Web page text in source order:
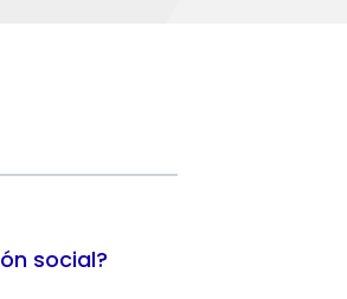
social?